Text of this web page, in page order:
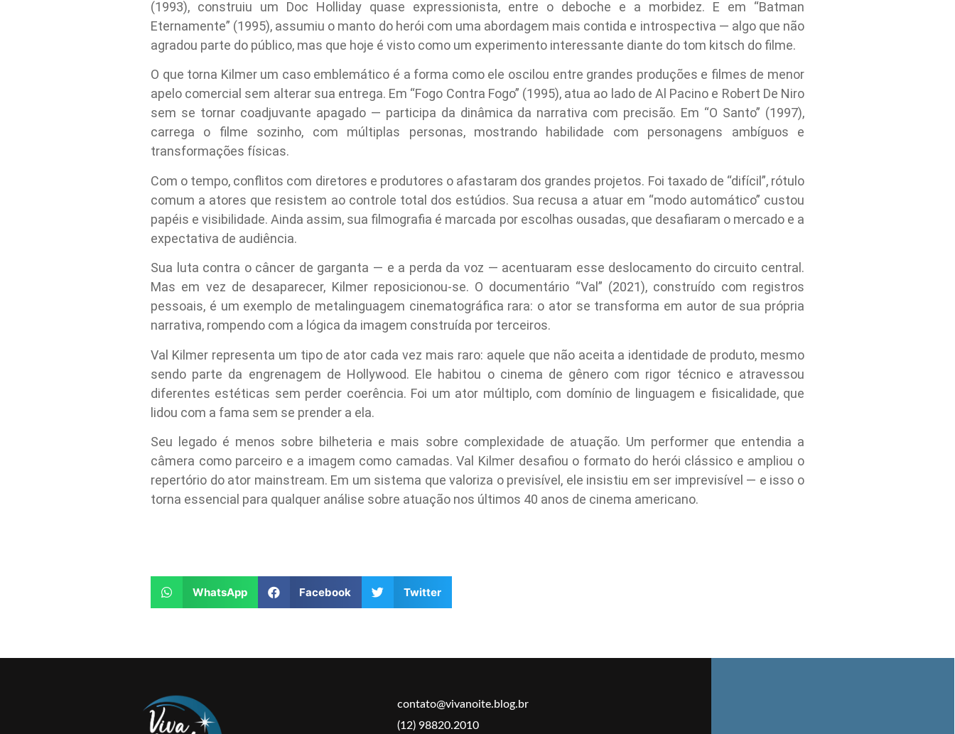
(1993), construiu um Doc Holliday quase expressionista, entre o deboche e a morbidez. E em “Batman
Eternamente” (1995), assumiu o manto do herói com uma abordagem mais contida e introspectiva — algo que não
agradou parte do público, mas que hoje é visto como um experimento interessante diante do tom kitsch do filme.
O que torna Kilmer um caso emblemático é a forma como ele oscilou entre grandes produções e filmes de menor
apelo comercial sem alterar sua entrega. Em “Fogo Contra Fogo” (1995), atua ao lado de Al Pacino e Robert De Niro
sem se tornar coadjuvante apagado — participa da dinâmica da narrativa com precisão. Em “O Santo” (1997),
carrega o filme sozinho, com múltiplas personas, mostrando habilidade com personagens ambíguos e
transformações físicas.
Com o tempo, conflitos com diretores e produtores o afastaram dos grandes projetos. Foi taxado de “difícil”, rótulo
comum a atores que resistem ao controle total dos estúdios. Sua recusa a atuar em “modo automático” custou
papéis e visibilidade. Ainda assim, sua filmografia é marcada por escolhas ousadas, que desafiaram o mercado e a
expectativa de audiência.
Sua luta contra o câncer de garganta — e a perda da voz — acentuaram esse deslocamento do circuito central.
Mas em vez de desaparecer, Kilmer reposicionou-se. O documentário “Val” (2021), construído com registros
pessoais, é um exemplo de metalinguagem cinematográfica rara: o ator se transforma em autor de sua própria
narrativa, rompendo com a lógica da imagem construída por terceiros.
Val Kilmer representa um tipo de ator cada vez mais raro: aquele que não aceita a identidade de produto, mesmo
sendo parte da engrenagem de Hollywood. Ele habitou o cinema de gênero com rigor técnico e atravessou
diferentes estéticas sem perder coerência. Foi um ator múltiplo, com domínio de linguagem e fisicalidade, que
lidou com a fama sem se prender a ela.
Seu legado é menos sobre bilheteria e mais sobre complexidade de atuação. Um performer que entendia a
câmera como parceiro e a imagem como camadas. Val Kilmer desafiou o formato do herói clássico e ampliou o
repertório do ator mainstream. Em um sistema que valoriza o previsível, ele insistiu em ser imprevisível — e isso o
torna essencial para qualquer análise sobre atuação nos últimos 40 anos de cinema americano.
WhatsApp Facebook Twitter
contato@vivanoite.blog.br
(12) 98820.2010